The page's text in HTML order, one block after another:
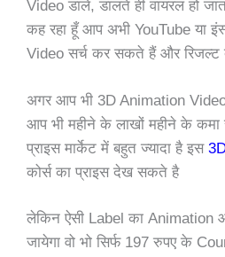
Video डाले, डालते ही वायरल हो
कह रहा हूँ आप अभी YouTube या
Video सर्च कर सकते हैं और
अगर आप भी 3D Animation Video
आप भी महीने के लाखों महीने के
प्राइस मार्केट में बहुत ज्यादा है इस
कोर्स का प्राइस देख सकते है
लेकिन ऐसी Label का Animation
जायेगा वो भो सिर्फ 197 रुपए के